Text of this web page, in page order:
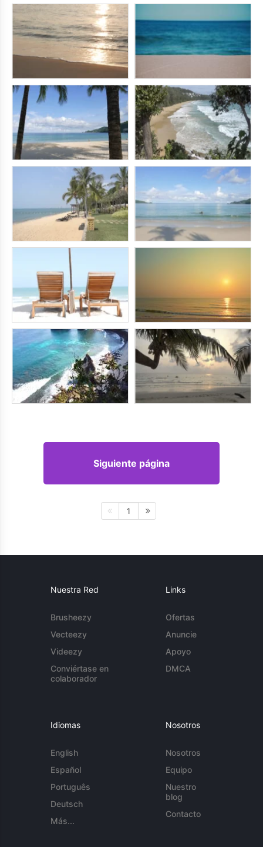
Siguiente página
1
Nuestra Red
Brusheezy
Vecteezy
Videezy
Conviértase en
colaborador
Links
Ofertas
Anuncie
Apoyo
DMCA
Idiomas
English
Español
Português
Deutsch
Más...
Nosotros
Nosotros
Equipo
Nuestro
blog
Contacto